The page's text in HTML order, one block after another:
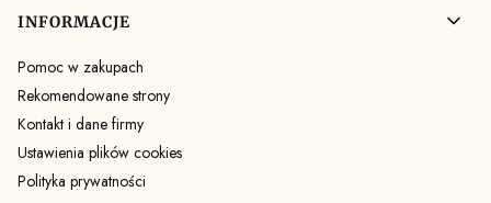
INFORMACJE
Pomoc w zakupach
Rekomendowane strony
Kontakt i dane firmy
Ustawienia plików cookies
Polityka prywatności